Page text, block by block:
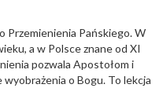
Przemienienia Pańskiego. W
a w Polsce znane od XI
pozwala Apostołom i
wyobrażenia o Bogu. To lekcja